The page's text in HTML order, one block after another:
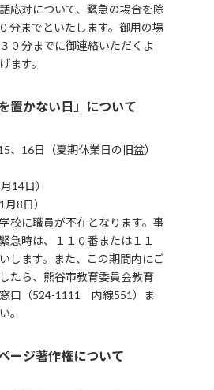
応対について、緊急の場合を除
分までといたします。御用の場
０分までに御連絡いただくよ
ます。
置かない日」について
、16日（夏期休業日の旧盆）
14日）
8日）
校に職員が不在となります。事
急時は、１１０番または１１
します。また、この期間内にご
たら、熊谷市教育委員会教育
口（524-1111 内線551）ま
。
ージ著作権について